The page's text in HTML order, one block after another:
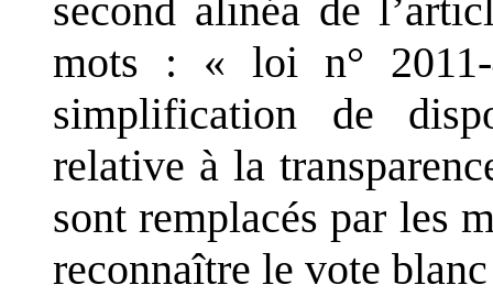
second alinéa de l’
mots
: « loi n°
simplification de
relative à la
sont remplacés par les
reconnaître le vote